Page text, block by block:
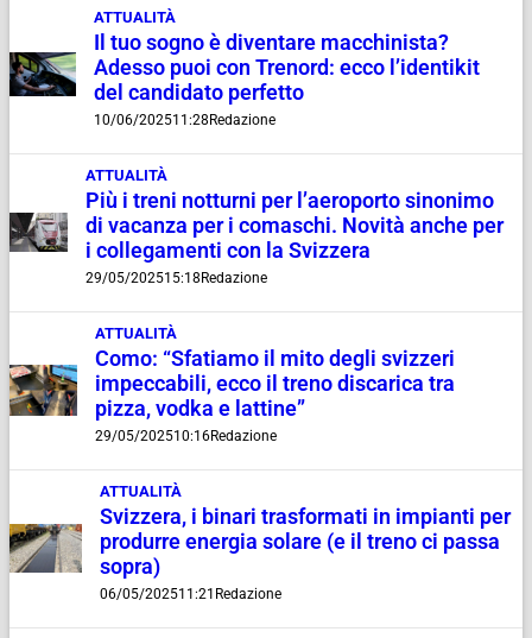
ATTUALITÀ
Il tuo sogno è diventare macchinista?
Adesso puoi con Trenord: ecco l’identikit
del candidato perfetto
10/06/202511:28Redazione
ATTUALITÀ
Più i treni notturni per l’aeroporto sinonimo
di vacanza per i comaschi. Novità anche per
i collegamenti con la Svizzera
29/05/202515:18Redazione
ATTUALITÀ
Como: “Sfatiamo il mito degli svizzeri
impeccabili, ecco il treno discarica tra
pizza, vodka e lattine”
29/05/202510:16Redazione
ATTUALITÀ
Svizzera, i binari trasformati in impianti per
produrre energia solare (e il treno ci passa
sopra)
06/05/202511:21 Redazione